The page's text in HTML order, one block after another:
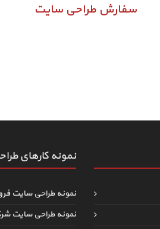
سفارش طراحی سایت
نمونه کارهای
نمونه طراحی سایت
نمونه طراحی سایت